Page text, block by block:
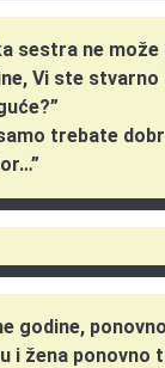
sestra ne može
Vi ste stvarno
trebate
godine,
i žena ponovno